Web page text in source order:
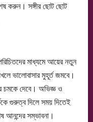
করুন। সঙ্গীর ছোট ছোট
মাধ্যমে আয়ের নতুন
ভালোবাসার মুহূর্ত জমবে।
চমকে দেবে। অভিজ্ঞ ও
গুরুত্ব দিলে সময় দিতেই
আনন্দের সম্ভাবনা।